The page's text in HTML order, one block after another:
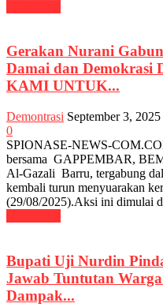
Gerakan Nurani
Damai dan Demokrasi
KAMI UNTUK...
Demontrasi September 3, 2025
0
SPIONASE-NEWS-
bersama GAPPEMBAR,
Al-Gazali Barru, tergabung
kembali turun menyuarakan
(29/08/2025).Aksi ini dimulai
Bupati Uji Nurdin
Jawab Tuntutan
Dampak...